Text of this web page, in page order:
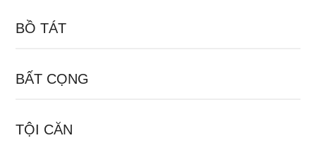
BỒ TÁT
BẤT CỌNG
TỘI CĂN